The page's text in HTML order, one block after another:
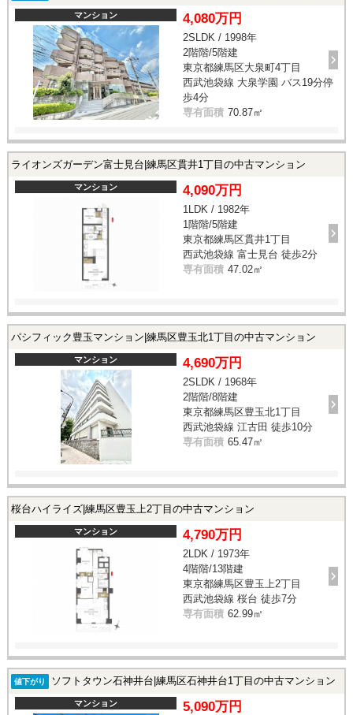
マンション 4,080万円
2SLDK / 1998年
2階階/5階建
東京都練馬区大泉町4丁目
西武池袋線 大泉学園 バス19分停
歩4分
専有面積 70.87㎡
ライオンズガーデン富士見台|練馬区貫井1丁目の中古マンション
マンション 4,090万円
1LDK / 1982年
1階階/5階建
東京都練馬区貫井1丁目
西武池袋線 富士見台 徒歩2分
専有面積 47.02㎡
パシフィック豊玉マンション|練馬区豊玉北1丁目の中古マンション
マンション 4,690万円
2SLDK / 1968年
2階階/8階建
東京都練馬区豊玉北1丁目
西武池袋線 江古田 徒歩10分
専有面積 65.47㎡
桜台ハイライズ|練馬区豊玉上2丁目の中古マンション
マンション 4,790万円
2LDK / 1973年
4階階/13階建
東京都練馬区豊玉上2丁目
西武池袋線 桜台 徒歩7分
専有面積 62.99㎡
値下がり ソフトタウン石神井台|練馬区石神井台1丁目の中古マンション
マンション 5,090万円